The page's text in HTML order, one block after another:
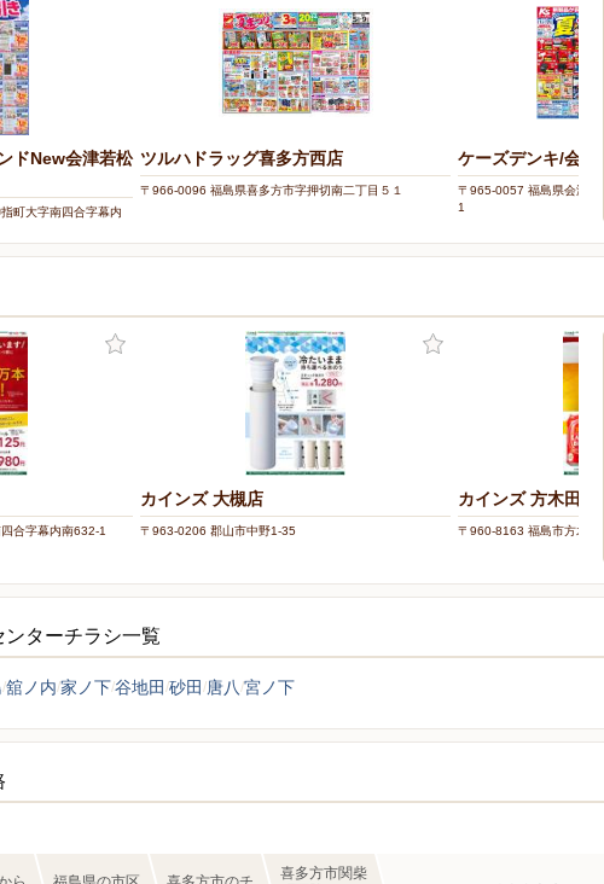
ドNew会津若松
町大字南四合字幕内
ツルハドラッグ喜多方西店
〒966-0096 福島県喜多方市字押切南二丁目５１
ケーズデンキ/会津
〒965-0057 福島県会津若
1
合字幕内南632-1
カインズ 大槻店
〒963-0206 郡山市中野1-35
カインズ 方木田店
〒960-8163 福島市方木田
ターチラシ一覧
舘ノ内 家ノ下谷地田 砂田 唐八 宮ノ下
喜多方市関柴